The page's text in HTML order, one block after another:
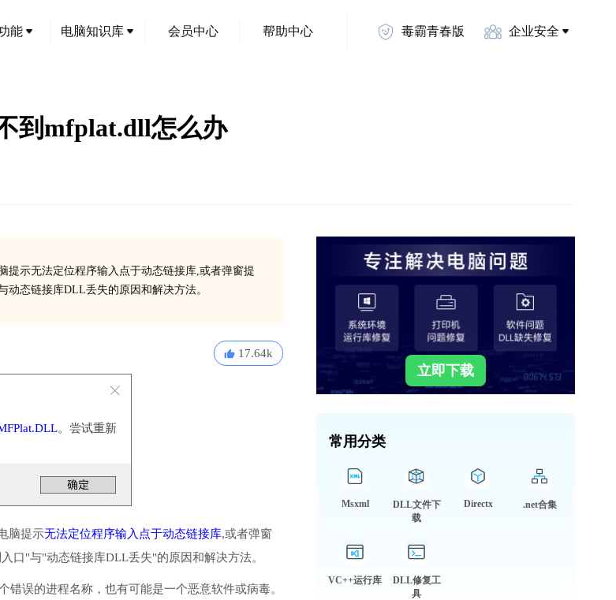
能 电脑知识库 会员中心 帮助中心 毒霸青春版 企业安全
到mfplat.dll怎么办
提示无法定位程序输入点于动态链接库,或者弹窗提
态链接库DLL丢失的原因和解决方法。
17.64k
。尝试重新
脑提示无法定位程序输入点于动态链接库,或者弹窗
口"与"动态链接库DLL丢失"的原因和解决方法。
误的进程名称，也有可能是一个恶意软件或病毒。
立即下载
常用分类
Msxml
DLL文件下
载
Directx .net合集
VC++运行库
DLL修复工
具